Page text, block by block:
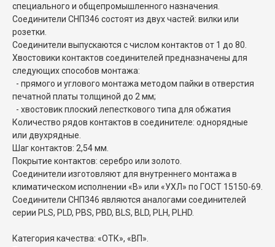
специального и общепромышленного назначения.
Соединители СНП346 состоят из двух частей: вилки или
розетки.
Соединители выпускаются с числом контактов от 1 до 80.
Хвостовики контактов соединителей предназначены для
следующих способов монтажа:
- прямого и углового монтажа методом пайки в отверстия
печатной платы толщиной до 2 мм;
- хвостовик плоский лепесткового типа для обжатия
Количество рядов контактов в соединителе: однорядные
или двухрядные.
Шаг контактов: 2,54 мм.
Покрытие контактов: серебро или золото.
Соединители изготовляют для внутреннего монтажа в
климатическом исполнении «В» или «УХЛ» по ГОСТ 15150-69.
Соединители СНП346 являются аналогами соединителей
серии PLS, PLD, PBS, PBD, BLS, BLD, PLH, PLHD.
Категория качества: «ОТК», «ВП».